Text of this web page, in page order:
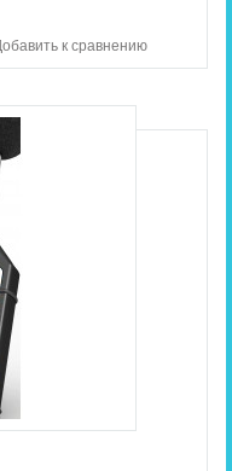
к сравнению